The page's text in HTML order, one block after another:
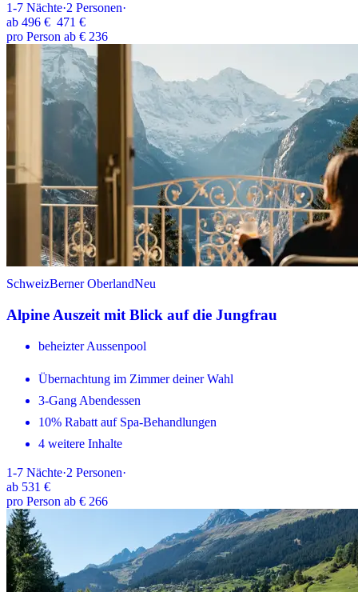
1-7 Nächte·2 Personen·
ab 496 € 471 €
pro Person ab € 236
SchweizBerner OberlandNeu
Alpine Auszeit mit Blick auf die Jungfrau
beheizter Aussenpool
Übernachtung im Zimmer deiner Wahl
3-Gang Abendessen
10% Rabatt auf Spa-Behandlungen
4 weitere Inhalte
1-7 Nächte·2 Personen·
ab 531 €
pro Person ab € 266